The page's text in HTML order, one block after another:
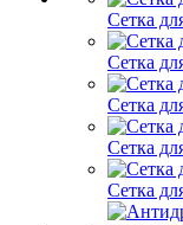
Сетка
Сетка
Сетка
Сетка
Сетка